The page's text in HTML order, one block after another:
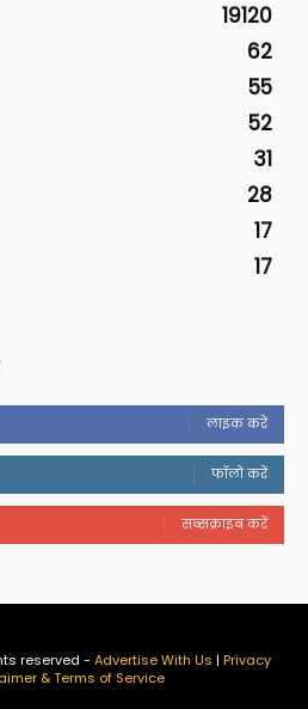
19120
62
55
52
31
28
17
17
लाइक करें
फॉलो करें
सब्सक्राइब करें
reserved - Advertise With Us | Privacy
& Terms of Service